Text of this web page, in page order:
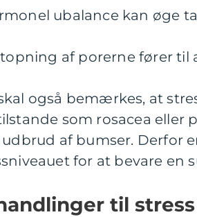
ubalance kan øge
af porerne fører til
også bemærkes, at
som rosacea eller
udbrud af bumser. Derfor
for at bevare en
til